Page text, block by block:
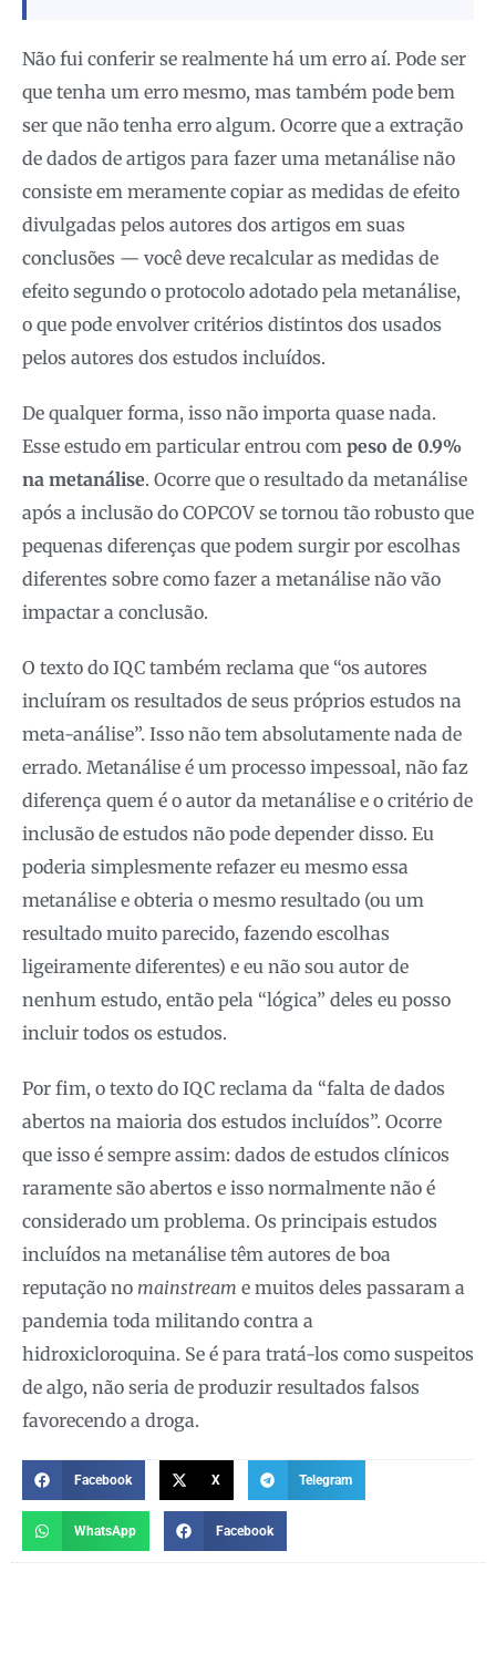
Não fui conferir se realmente há um erro aí. Pode ser
que tenha um erro mesmo, mas também pode bem
ser que não tenha erro algum. Ocorre que a extração
de dados de artigos para fazer uma metanálise não
consiste em meramente copiar as medidas de efeito
divulgadas pelos autores dos artigos em suas
conclusões — você deve recalcular as medidas de
efeito segundo o protocolo adotado pela metanálise,
o que pode envolver critérios distintos dos usados
pelos autores dos estudos incluídos.
De qualquer forma, isso não importa quase nada.
Esse estudo em particular entrou com peso de 0.9%
na metanálise. Ocorre que o resultado da metanálise
após a inclusão do COPCOV se tornou tão robusto que
pequenas diferenças que podem surgir por escolhas
diferentes sobre como fazer a metanálise não vão
impactar a conclusão.
O texto do IQC também reclama que “os autores
incluíram os resultados de seus próprios estudos na
meta-análise”. Isso não tem absolutamente nada de
errado. Metanálise é um processo impessoal, não faz
diferença quem é o autor da metanálise e o critério de
inclusão de estudos não pode depender disso. Eu
poderia simplesmente refazer eu mesmo essa
metanálise e obteria o mesmo resultado (ou um
resultado muito parecido, fazendo escolhas
ligeiramente diferentes) e eu não sou autor de
nenhum estudo, então pela “lógica” deles eu posso
incluir todos os estudos.
Por fim, o texto do IQC reclama da “falta de dados
abertos na maioria dos estudos incluídos”. Ocorre
que isso é sempre assim: dados de estudos clínicos
raramente são abertos e isso normalmente não é
considerado um problema. Os principais estudos
incluídos na metanálise têm autores de boa
reputação no mainstream e muitos deles passaram a
pandemia toda militando contra a
hidroxicloroquina. Se é para tratá-los como suspeitos
de algo, não seria de produzir resultados falsos
favorecendo a droga.
Facebook X Telegram
WhatsApp Facebook